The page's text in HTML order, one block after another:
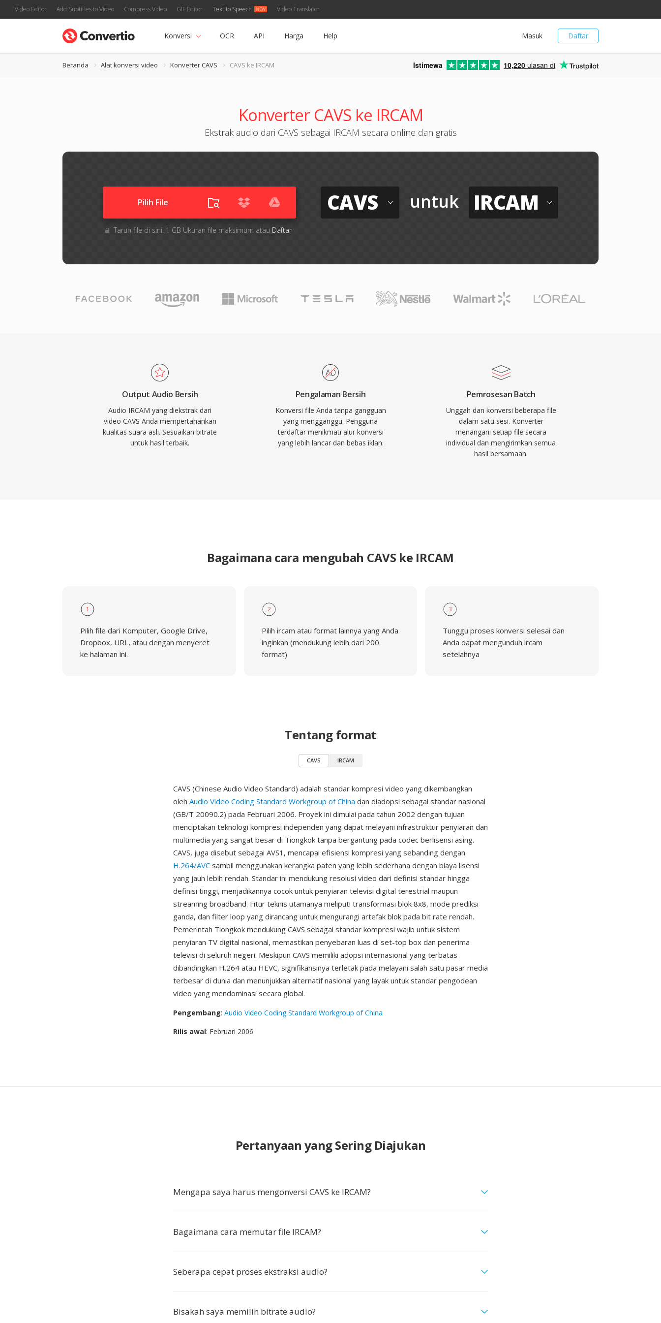
Video Editor Add Subtitles to Video Compress Video GIF Editor Text to Speech Video Translator
Daftar
Masuk
Konversi OCR API Harga Help
Beranda Alat konversi video Konverter CAVS CAVS ke IRCAM Istimewa 10,220 ulasan di
Konverter CAVS ke IRCAM
Ekstrak audio dari CAVS sebagai IRCAM secara online dan gratis
Pilih File
Taruh file di sini. 1 GB Ukuran file maksimum atau Daftar
CAVS untuk IRCAM
Output Audio Bersih
Audio IRCAM yang diekstrak dari
video CAVS Anda mempertahankan
kualitas suara asli. Sesuaikan bitrate
untuk hasil terbaik.
Pengalaman Bersih
Konversi file Anda tanpa gangguan
yang mengganggu. Pengguna
terdaftar menikmati alur konversi
yang lebih lancar dan bebas iklan.
Pemrosesan Batch
Unggah dan konversi beberapa file
dalam satu sesi. Konverter
menangani setiap file secara
individual dan mengirimkan semua
hasil bersamaan.
Bagaimana cara mengubah CAVS ke IRCAM
1
Pilih file dari Komputer, Google Drive,
Dropbox, URL, atau dengan menyeret
ke halaman ini.
2
Pilih ircam atau format lainnya yang Anda
inginkan (mendukung lebih dari 200
format)
3
Tunggu proses konversi selesai dan
Anda dapat mengunduh ircam
setelahnya
Tentang format
CAVS IRCAM
CAVS (Chinese Audio Video Standard) adalah standar kompresi video yang dikembangkan
oleh Audio Video Coding Standard Workgroup of China dan diadopsi sebagai standar nasional
(GB/T 20090.2) pada Februari 2006. Proyek ini dimulai pada tahun 2002 dengan tujuan
menciptakan teknologi kompresi independen yang dapat melayani infrastruktur penyiaran dan
multimedia yang sangat besar di Tiongkok tanpa bergantung pada codec berlisensi asing.
CAVS, juga disebut sebagai AVS1, mencapai efisiensi kompresi yang sebanding dengan
H.264/AVC sambil menggunakan kerangka paten yang lebih sederhana dengan biaya lisensi
yang jauh lebih rendah. Standar ini mendukung resolusi video dari definisi standar hingga
definisi tinggi, menjadikannya cocok untuk penyiaran televisi digital terestrial maupun
streaming broadband. Fitur teknis utamanya meliputi transformasi blok 8x8, mode prediksi
ganda, dan filter loop yang dirancang untuk mengurangi artefak blok pada bit rate rendah.
Pemerintah Tiongkok mendukung CAVS sebagai standar kompresi wajib untuk sistem
penyiaran TV digital nasional, memastikan penyebaran luas di set-top box dan penerima
televisi di seluruh negeri. Meskipun CAVS memiliki adopsi internasional yang terbatas
dibandingkan H.264 atau HEVC, signifikansinya terletak pada melayani salah satu pasar media
terbesar di dunia dan menunjukkan alternatif nasional yang layak untuk standar pengodean
video yang mendominasi secara global.
Pengembang: Audio Video Coding Standard Workgroup of China
Rilis awal: Februari 2006
Pertanyaan yang Sering Diajukan
Mengapa saya harus mengonversi CAVS ke IRCAM?
Bagaimana cara memutar file IRCAM?
Seberapa cepat proses ekstraksi audio?
Bisakah saya memilih bitrate audio?